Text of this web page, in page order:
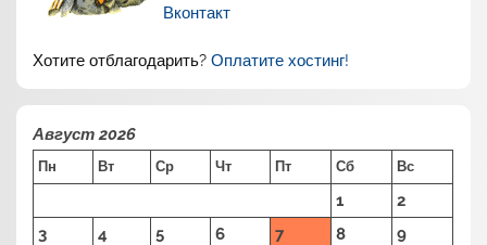
Вконтакт
Хотите отблагодарить?Оплатите хостинг!
Август 2026
Пн Вт Ср Чт Пт Сб Вс
1
2
3
4 5 6 7 8
9